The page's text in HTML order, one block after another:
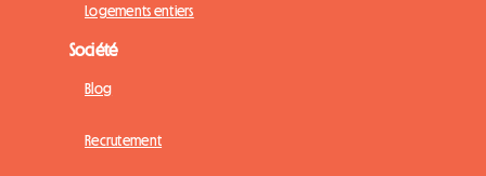
Logements entiers
Société
Blog
Recrutement